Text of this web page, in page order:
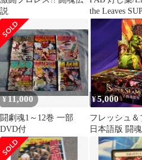
説
the Leaves
版2枚
¥11,000
闘劇魂1～12巻 一部
DVD付
¥5,000
フレッシュ＆
日本語版 闘
(Super Slam)